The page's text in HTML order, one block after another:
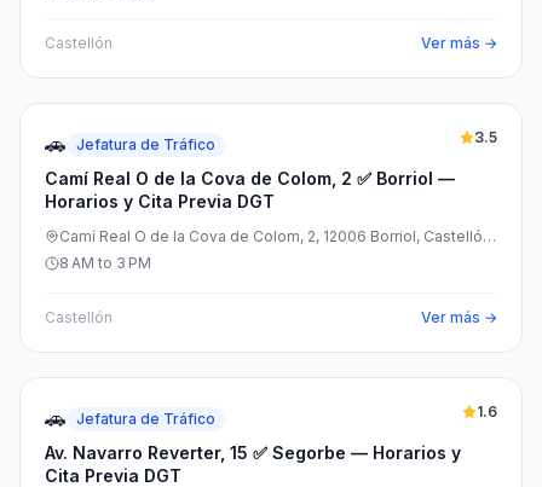
Castellón Ver más →
🚗 Jefatura de Tráfico
Camí Real O de la Cova de Colom, 2 ✅ Borriol —
Horarios y Cita Previa DGT
3.5
Camí Real O de la Cova de Colom, 2, 12006 Borriol, Castelló,
España
8 AM to 3 PM
Castellón Ver más →
🚗 Jefatura de Tráfico
Av. Navarro Reverter, 15 ✅ Segorbe — Horarios y
Cita Previa DGT
1.6